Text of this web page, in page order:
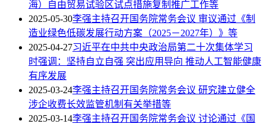
海）自由贸易试验区试点措施复制推广工作等
2025-05-30李强主持召开国务院常务会议 审议通过《制
造业绿色低碳发展行动方案（2025－2027年）》等
2025-04-27习近平在中共中央政治局第二十次集体学习
时强调：坚持自立自强 突出应用导向 推动人工智能健康
有序发展
2025-03-24李强主持召开国务院常务会议 研究建立健全
涉企收费长效监管机制有关举措等
2025-03-14李强主持召开国务院常务会议 讨论通过《国